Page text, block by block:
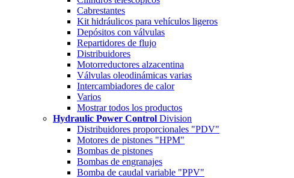
Cabrestantes
Kit hidráulicos para vehículos ligeros
Depósitos con válvulas
Repartidores de flujo
Distribuidores
Motorreductores alzacentina
Válvulas oleodinámicas varias
Intercambiadores de calor
Varios
Mostrar todos los productos
Hydraulic Power Control Division
Distribuidores proporcionales "PDV"
Motores de pistones "HPM"
Bombas de pistones
Bombas de engranajes
Bomba de caudal variable "PPV"